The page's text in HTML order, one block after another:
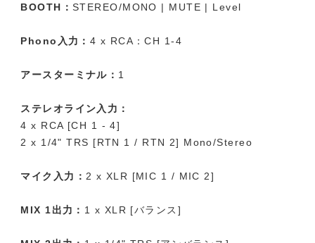
BOOTH：STEREO/MONO | MUTE | Level
Phono入力： 4 x RCA：CH 1-4
アースターミナル： 1
ステレオライン入力：
4 x RCA [CH 1 - 4]
2 x 1/4" TRS [RTN 1 / RTN 2] Mono/Stereo
マイク入力： 2 x XLR [MIC 1 / MIC 2]
MIX 1出力： 1 x XLR [バランス]